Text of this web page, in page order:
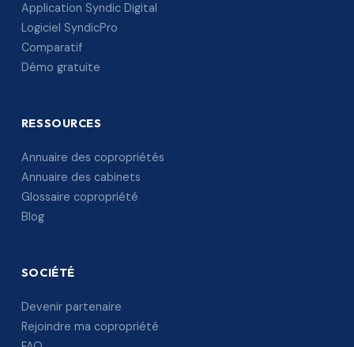
Application Syndic Digital
Logiciel SyndicPro
Comparatif
Démo gratuite
RESSOURCES
Annuaire des copropriétés
Annuaire des cabinets
Glossaire copropriété
Blog
SOCIÉTÉ
Devenir partenaire
Rejoindre ma copropriété